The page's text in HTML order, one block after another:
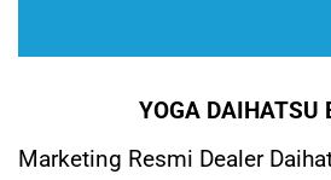
YOGA DAIHATSU
Marketing Resmi Dealer